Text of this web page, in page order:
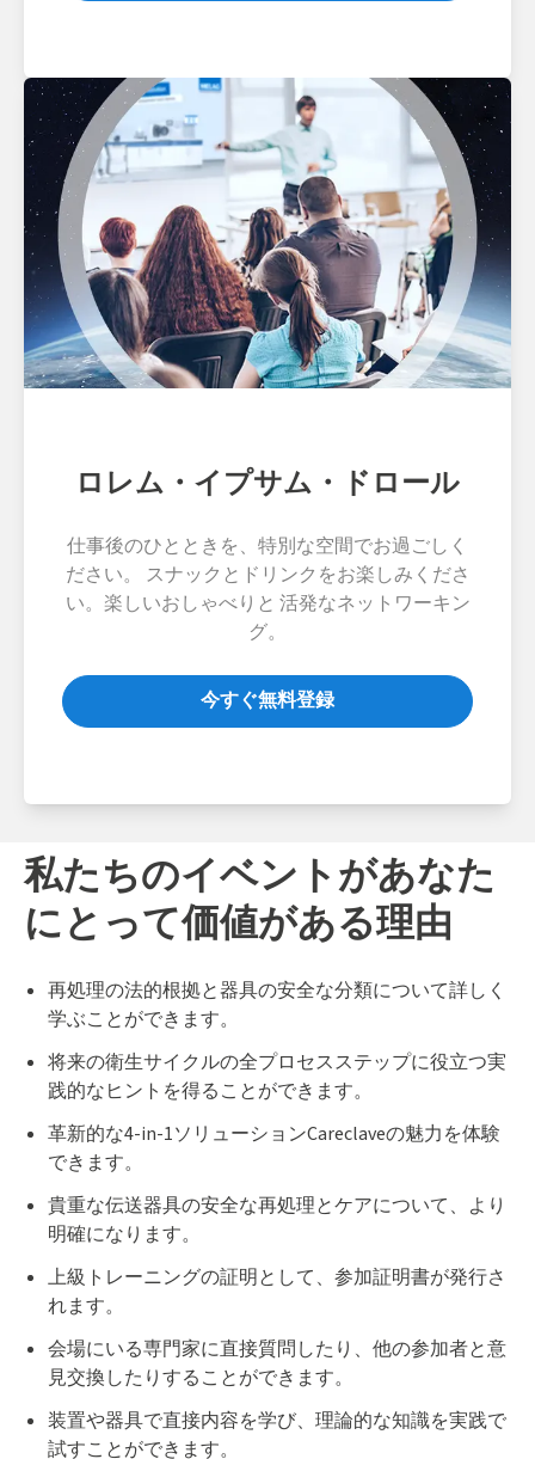
ロレム・イプサム・ドロール
仕事後のひとときを、特別な空間でお過ごしく
ださい。 スナックとドリンクをお楽しみくださ
い。楽しいおしゃべりと 活発なネットワーキン
グ。
今すぐ無料登録
私たちのイベントがあなた
にとって価値がある理由
再処理の法的根拠と器具の安全な分類について詳しく
学ぶことができます。
将来の衛生サイクルの全プロセスステップに役立つ実
践的なヒントを得ることができます。
革新的な4-in-1ソリューションCareclaveの魅力を体験
できます。
貴重な伝送器具の安全な再処理とケアについて、より
明確になります。
上級トレーニングの証明として、参加証明書が発行さ
れます。
会場にいる専門家に直接質問したり、他の参加者と意
見交換したりすることができます。
装置や器具で直接内容を学び、理論的な知識を実践で
試すことができます。